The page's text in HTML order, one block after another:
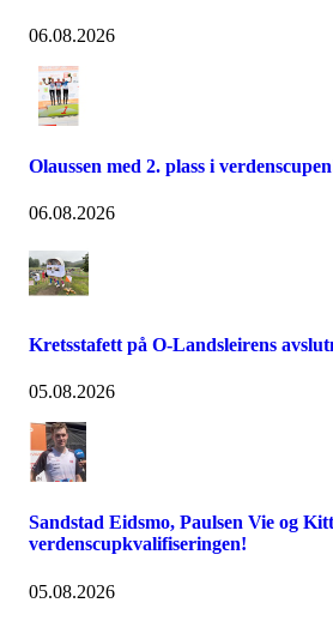
06.08.2026
Olaussen med 2. plass i
06.08.2026
Kretsstafett på O-Landsleirens
05.08.2026
Sandstad Eidsmo, Paulsen Vie og
verdenscupkvalifiseringen!
05.08.2026